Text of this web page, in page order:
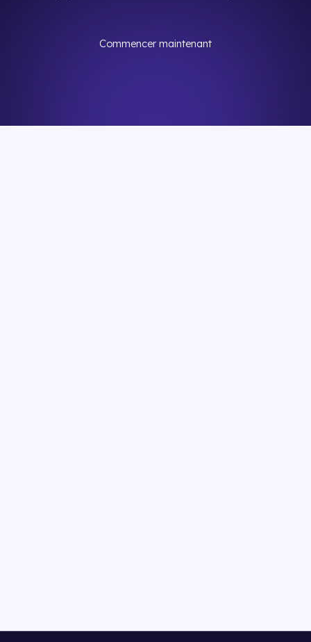
Commencer maintenant